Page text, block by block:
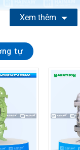
hàng đầu từ
biệt để xử lý các
từ hóa chất ăn
chứa hạt rắn.
cấp và màng
hoạt động ổn
trường khắc nghiệt
Xem thêm
tự